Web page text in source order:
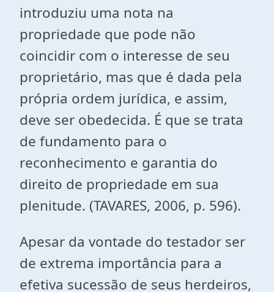
introduziu uma nota na
propriedade que pode não
coincidir com o interesse de seu
proprietário, mas que é dada pela
própria ordem jurídica, e assim,
deve ser obedecida. É que se trata
de fundamento para o
reconhecimento e garantia do
direito de propriedade em sua
plenitude. (TAVARES, 2006, p. 596).
Apesar da vontade do testador ser
de extrema importância para a
efetiva sucessão de seus herdeiros,